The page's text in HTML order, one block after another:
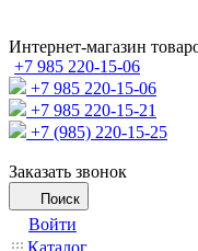
Интернет-магазин
+7 985 220-15-06
+7 985 220-15-06
+7 985 220-15-21
+7 (985) 220-15-25
Заказать звонок
Поиск
Войти
Каталог